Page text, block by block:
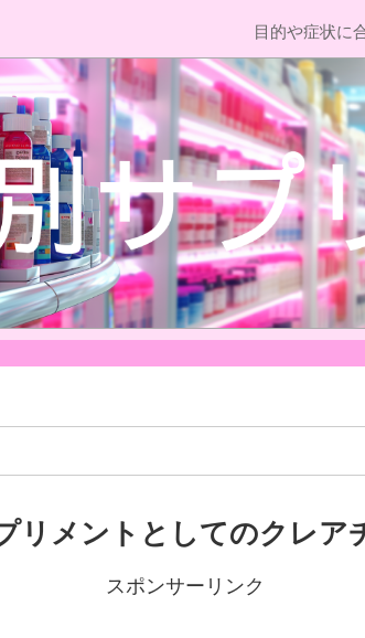
目的や症状に
リメントとしてのクレア
スポンサーリンク